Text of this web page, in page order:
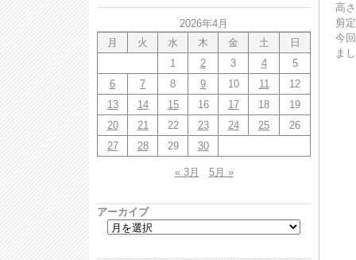
高
剪
今
ま
2026年4月
月
火 水 木 金 土
日
1
2 3 4
5
6
7 8 9 10 11
12
13
14 15 16 17 18
19
20
21 22 23 24 25
26
27
28 29 30
« 3月 5月 »
アーカイブ